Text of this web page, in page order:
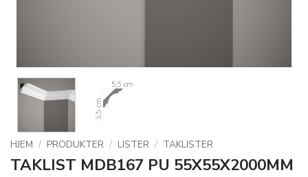
HJEM / PRODUKTER / LISTER / TAKLISTER
TAKLIST MDB167 PU 55X55X2000MM